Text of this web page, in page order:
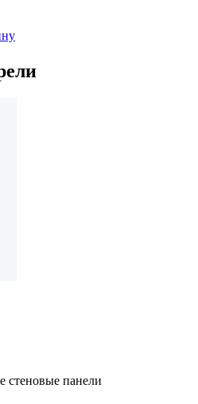
стеновые панели